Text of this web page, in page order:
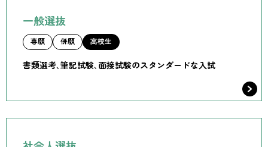
一般選抜
専願 併願 高校生
書類選考、筆記試験、面接試験のスタンダードな入試